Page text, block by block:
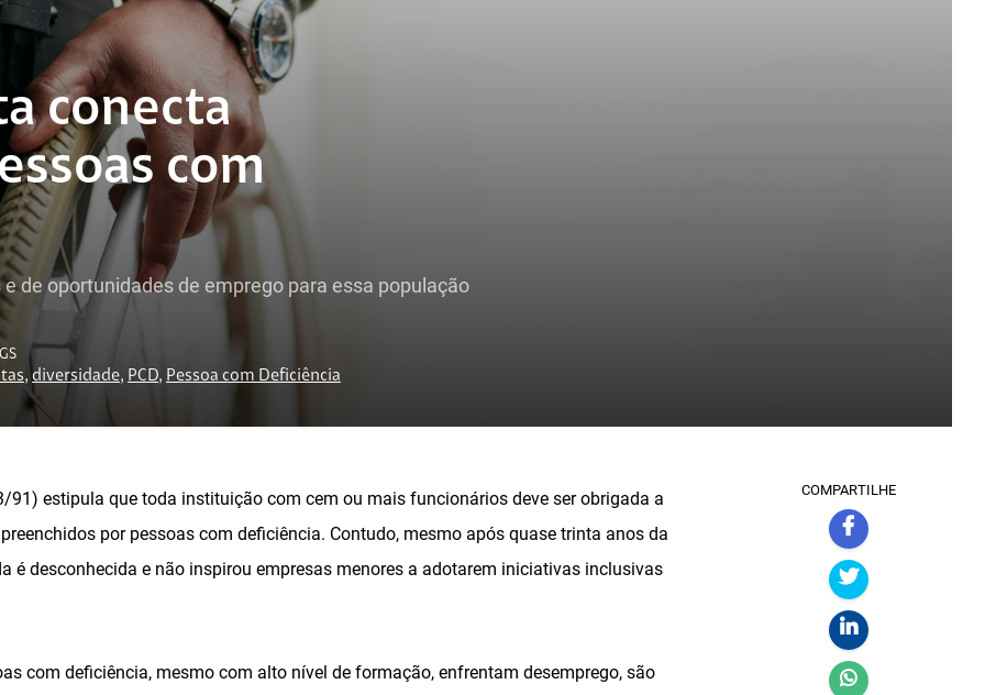
conecta
com
de oportunidades de emprego para essa população
, diversidade, PCD, Pessoa com Deficiência
91) estipula que toda instituição com cem ou mais funcionários deve ser obrigada a
por pessoas com deficiência. Contudo, mesmo após quase trinta anos da
é desconhecida e não inspirou empresas menores a adotarem iniciativas inclusivas
com deficiência, mesmo com alto nível de formação, enfrentam desemprego, são
COMPARTILHE